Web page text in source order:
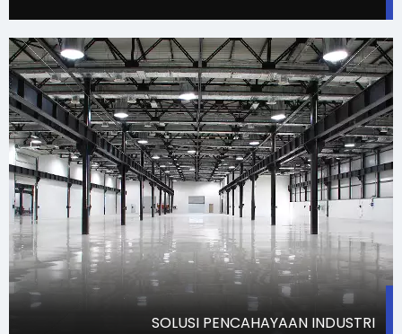
SOLUSI PENCAHAYAAN INDUSTRI